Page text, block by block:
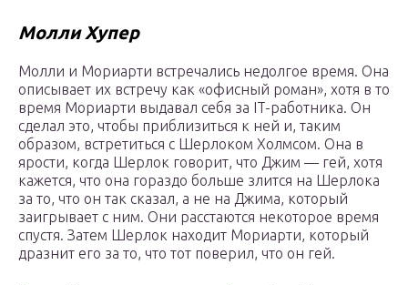
Молли Хупер
Молли и Мориарти встречались недолгое время. Она
описывает их встречу как «офисный роман», хотя в то
время Мориарти выдавал себя за IT-работника. Он
сделал это, чтобы приблизиться к ней и, таким
образом, встретиться с Шерлоком Холмсом. Она в
ярости, когда Шерлок говорит, что Джим — гей, хотя
кажется, что она гораздо больше злится на Шерлока
за то, что он так сказал, а не на Джима, который
заигрывает с ним. Они расстаются некоторое время
спустя. Затем Шерлок находит Мориарти, который
дразнит его за то, что тот поверил, что он гей.